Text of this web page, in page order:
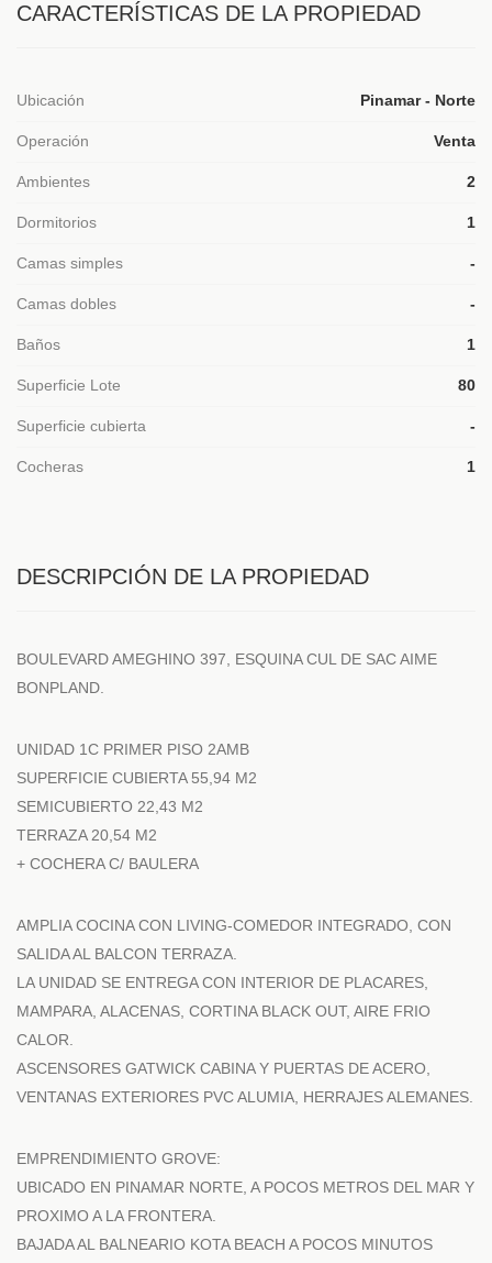
CARACTERÍSTICAS DE LA PROPIEDAD
Ubicación Pinamar - Norte
Operación Venta
Ambientes 2
Dormitorios 1
Camas simples -
Camas dobles -
Baños 1
Superficie Lote 80
Superficie cubierta -
Cocheras 1
DESCRIPCIÓN DE LA PROPIEDAD
BOULEVARD AMEGHINO 397, ESQUINA CUL DE SAC AIME
BONPLAND.
UNIDAD 1C PRIMER PISO 2AMB
SUPERFICIE CUBIERTA 55,94 M2
SEMICUBIERTO 22,43 M2
TERRAZA 20,54 M2
+ COCHERA C/ BAULERA
AMPLIA COCINA CON LIVING-COMEDOR INTEGRADO, CON
SALIDA AL BALCON TERRAZA.
LA UNIDAD SE ENTREGA CON INTERIOR DE PLACARES,
MAMPARA, ALACENAS, CORTINA BLACK OUT, AIRE FRIO
CALOR.
ASCENSORES GATWICK CABINA Y PUERTAS DE ACERO,
VENTANAS EXTERIORES PVC ALUMIA, HERRAJES ALEMANES.
EMPRENDIMIENTO GROVE:
UBICADO EN PINAMAR NORTE, A POCOS METROS DEL MAR Y
PROXIMO A LA FRONTERA.
BAJADA AL BALNEARIO KOTA BEACH A POCOS MINUTOS